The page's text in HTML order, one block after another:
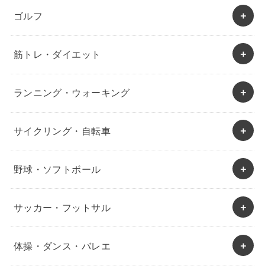
ゴルフ
筋トレ・ダイエット
ランニング・ウォーキング
サイクリング・自転車
野球・ソフトボール
サッカー・フットサル
体操・ダンス・バレエ